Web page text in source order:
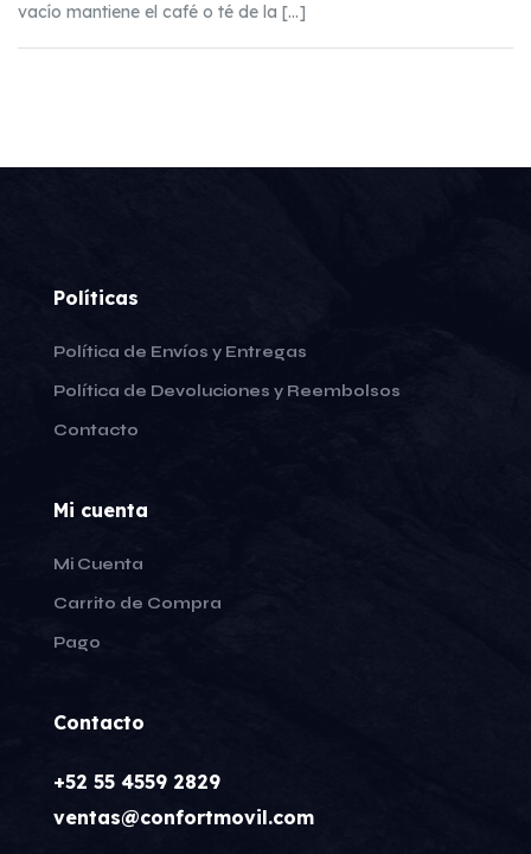
vacío mantiene el café o té de la […]
Políticas
Política de Envíos y Entregas
Política de Devoluciones y Reembolsos
Contacto
Mi cuenta
Mi Cuenta
Carrito de Compra
Pago
Contacto
+52 55 4559 2829
ventas@confortmovil.com